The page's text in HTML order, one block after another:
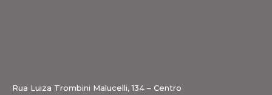
Rua Luiza Trombini Malucelli, 134 – Centro